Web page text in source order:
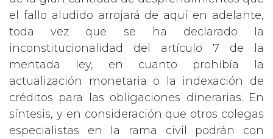
el fallo aludido arrojará de aquí en adelante,
toda vez que se ha declarado la
inconstitucionalidad del artículo 7 de la
mentada ley, en cuanto prohibía la
actualización monetaria o la indexación de
créditos para las obligaciones dinerarias. En
síntesis, y en consideración que otros colegas
especialistas en la rama civil podrán con